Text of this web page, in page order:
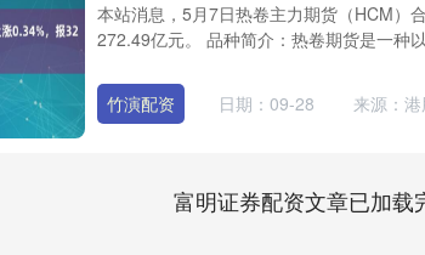
本站消息，5月7日热卷主力期货（HCM）
272.49亿元。 品种简介：热卷期货是一种
竹演配资 日期：09-28 来源：
富明证券配资文章已加载